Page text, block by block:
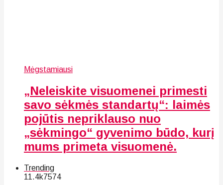
Mėgstamiausi
„Neleiskite visuomenei primesti
savo sėkmės standartų“: laimės
pojūtis nepriklauso nuo
„sėkmingo“ gyvenimo būdo, kurį
mums primeta visuomenė.
Trending
11.4k7574